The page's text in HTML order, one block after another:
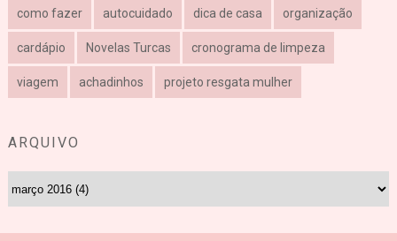
como fazer autocuidado dica de casa organização
cardápio Novelas Turcas cronograma de limpeza
viagem achadinhos projeto resgata mulher
ARQUIVO